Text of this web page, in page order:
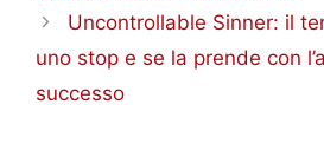
Uncontrollable Sinner: il
uno stop e se la prende con
successo